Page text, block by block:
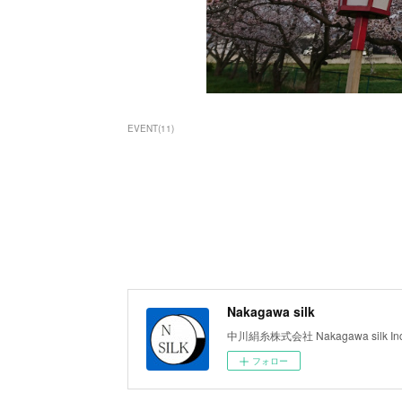
EVENT(11)
Nakagawa silk
中川絹糸株式会社 Nakagawa silk
フォロー